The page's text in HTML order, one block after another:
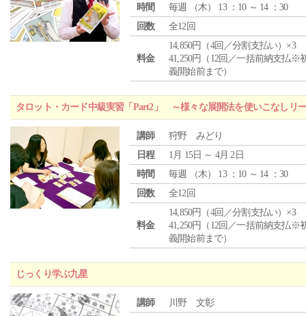
時間 毎週 （木） 13 ：10 ～ 14 ：30
回数
全12回
料金
14,850円（4回／分割支払い）×3
41,250円（12回／一括前納支払※
義開始前まで）
タロット・カード中級実習「Part2」 ～様々な展開法を使いこなしリ
講師
狩野 みどり
日程
1月 15日 ～ 4月 2日
時間
毎週 （木） 13 ：10 ～ 14 ：30
回数
全12回
料金
14,850円（4回／分割支払い）×3
41,250円（12回／一括前納支払※
義開始前まで）
じっくり学ぶ九星
講師 川野 文彰